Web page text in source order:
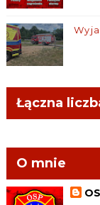
Łączna
O mnie